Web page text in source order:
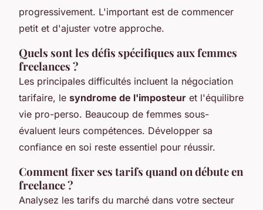
progressivement. L'important est de commencer
petit et d'ajuster votre approche.
Quels sont les défis spécifiques aux femmes
freelances ?
Les principales difficultés incluent la négociation
tarifaire, le syndrome de l'imposteur et l'équilibre
vie pro-perso. Beaucoup de femmes sous-
évaluent leurs compétences. Développer sa
confiance en soi reste essentiel pour réussir.
Comment fixer ses tarifs quand on débute en
freelance ?
Analysez les tarifs du marché dans votre secteur